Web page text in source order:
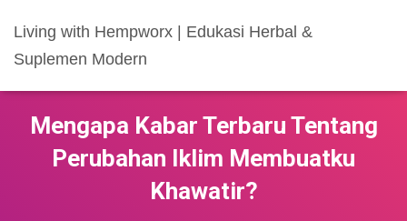
Living with Hempworx | Edukasi Herbal &
Suplemen Modern
Mengapa Kabar Terbaru Tentang
Perubahan Iklim Membuatku
Khawatir?